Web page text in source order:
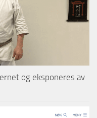
og eksponeres av